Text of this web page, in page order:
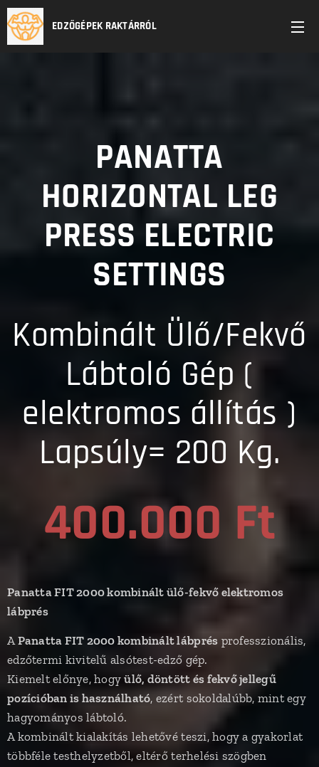
EDZŐGÉPEK RAKTÁRRÓL
PANATTA
HORIZONTAL LEG
PRESS ELECTRIC
SETTINGS
Kombinált Ülő/Fekvő
Lábtoló Gép (
elektromos állítás )
Lapsúly= 200 Kg.
400.000 Ft
Panatta FIT 2000 kombinált ülő-fekvő elektromos
lábprés
APanatta FIT 2000 kombinált lábprés professzionális,
edzőtermi kivitelű alsótest-edző gép.
Kiemelt előnye, hogyülő, döntött és fekvő jellegű
pozícióban is használható, ezért sokoldalúbb, mint egy
hagyományos lábtoló.
A kombinált kialakítás lehetővé teszi, hogy a gyakorlat
többféle testhelyzetből, eltérő terhelési szögben